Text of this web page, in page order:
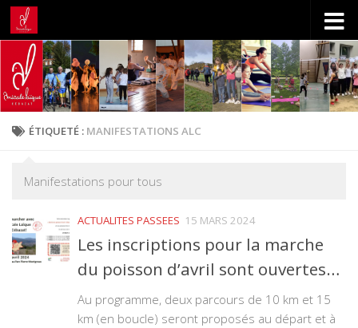
Skip to content
ÉTIQUETÉ : MANIFESTATIONS ALC
Manifestations pour tous
ACTUALITES PASSEES 15 MARS 2024
Les inscriptions pour la marche
du poisson d’avril sont ouvertes…
Au programme, deux parcours de 10 km et 15
km (en boucle) seront proposés au départ et à